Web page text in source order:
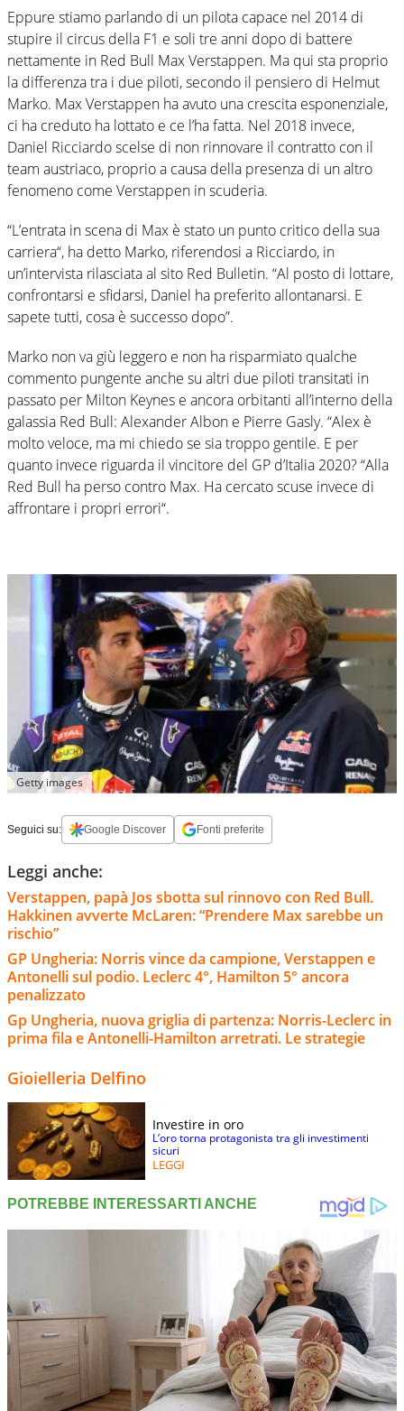
Eppure stiamo parlando di un pilota capace nel 2014 di
stupire il circus della F1 e soli tre anni dopo di battere
nettamente in Red Bull Max Verstappen. Ma qui sta proprio
la differenza tra i due piloti, secondo il pensiero di Helmut
Marko. Max Verstappen ha avuto una crescita esponenziale,
ci ha creduto ha lottato e ce l’ha fatta. Nel 2018 invece,
Daniel Ricciardo scelse di non rinnovare il contratto con il
team austriaco, proprio a causa della presenza di un altro
fenomeno come Verstappen in scuderia.
“L’entrata in scena di Max è stato un punto critico della sua
carriera“, ha detto Marko, riferendosi a Ricciardo, in
un’intervista rilasciata al sito Red Bulletin. “Al posto di lottare,
confrontarsi e sfidarsi, Daniel ha preferito allontanarsi. E
sapete tutti, cosa è successo dopo”.
Marko non va giù leggero e non ha risparmiato qualche
commento pungente anche su altri due piloti transitati in
passato per Milton Keynes e ancora orbitanti all’interno della
galassia Red Bull: Alexander Albon e Pierre Gasly. “Alex è
molto veloce, ma mi chiedo se sia troppo gentile. E per
quanto invece riguarda il vincitore del GP d’Italia 2020? “Alla
Red Bull ha perso contro Max. Ha cercato scuse invece di
affrontare i propri errori“.
Getty images
Seguici su: Google Discover Fonti preferite
Leggi anche:
Verstappen, papà Jos sbotta sul rinnovo con Red Bull.
Hakkinen avverte McLaren: “Prendere Max sarebbe un
rischio”
GP Ungheria: Norris vince da campione, Verstappen e
Antonelli sul podio. Leclerc 4°, Hamilton 5° ancora
penalizzato
Gp Ungheria, nuova griglia di partenza: Norris-Leclerc in
prima fila e Antonelli-Hamilton arretrati. Le strategie
Gioielleria Delfino
Investire in oro
L’oro torna protagonista tra gli investimenti
sicuri
LEGGI